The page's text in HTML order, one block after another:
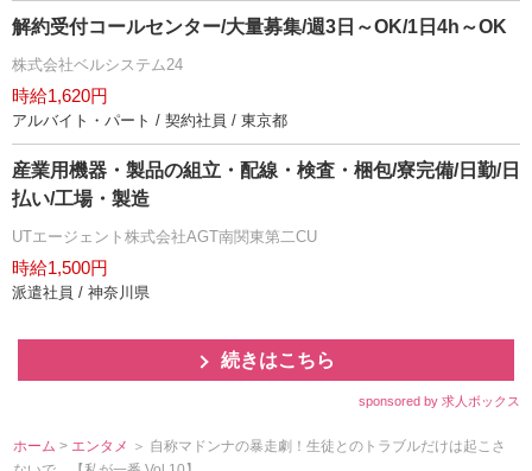
解約受付コールセンター/大量募集/週3日～OK/1日4h～OK
株式会社ベルシステム24
時給1,620円
アルバイト・パート / 契約社員 / 東京都
産業用機器・製品の組立・配線・検査・梱包/寮完備/日勤/日
払い/工場・製造
UTエージェント株式会社AGT南関東第二CU
時給1,500円
派遣社員 / 神奈川県
続きはこちら
sponsored by 求人ボックス
ホーム > エンタメ ＞ 自称マドンナの暴走劇！生徒とのトラブルだけは起こさ